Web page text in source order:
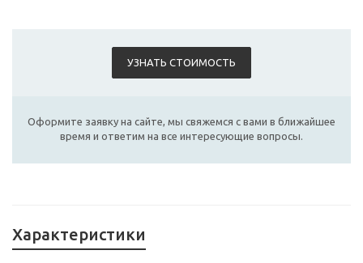
УЗНАТЬ СТОИМОСТЬ
Оформите заявку на сайте, мы свяжемся с вами в ближайшее
время и ответим на все интересующие вопросы.
Характеристики